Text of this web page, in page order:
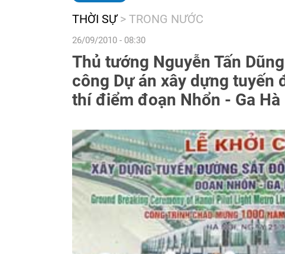
THỜI SỰ > TRONG NƯỚC
26/09/2010 - 08:30
Thủ tướng Nguyễn Tấn
công Dự án xây dựng tuyến
thí điểm đoạn Nhổn - Ga Hà